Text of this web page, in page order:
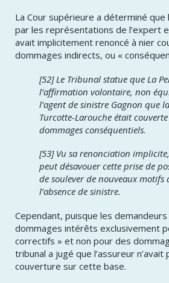
La Cour supérieure a déterminé que
par les représentations de l’expert
avait implicitement renoncé à nier
dommages indirects, ou «
[52] Le Tribunal statue que La
l’affirmation volontaire, non
l’agent de sinistre Gagnon que
Turcotte-Larouche était
dommages conséquentiels.
​​[53] Vu sa renonciation
peut désavouer cette prise de
de soulever de nouveaux
l’absence de sinistre.
Cependant, puisque les
dommages intérêts exclusivement
correctifs » et non pour des
tribunal a jugé que l’assureur
couverture sur cette base.